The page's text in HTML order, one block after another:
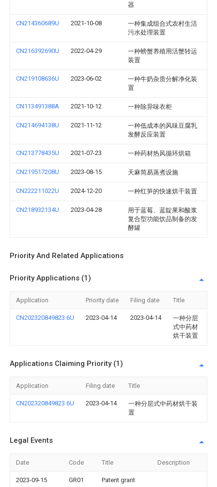
器
CN214360689U 2021-10-08
一种集成组合式农村生活
污水处理装置
CN216392690U 2022-04-29
一种螃蟹养殖用活蟹转运
装置
CN219108636U 2023-06-02
一种牛奶杂质分解净化装
置
CN113491388A 2021-10-12 一种除异味衣柜
CN214694138U 2021-11-12
一种低成本的风味豆腐乳
发酵反应装置
CN213778435U 2021-07-23 一种药材热风循环烘箱
CN219517208U 2023-08-15 天麻简易蒸煮设施
CN222211022U 2024-12-20 一种红笋的快速烘干装置
CN218932134U 2023-04-28
用于蓝莓、蓝靛果和酸浆
复合型功能饮品制备的发
酵罐
Priority And Related Applications
Priority Applications (1)
Application Priority date Filing date Title
CN202320849823.6U 2023-04-14 2023-04-14
一种分层
式中药材
烘干装置
Applications Claiming Priority (1)
Application Filing date Title
CN202320849823.6U 2023-04-14
一种分层式中药材烘干装
置
Legal Events
Date Code Title Description
2023-09-15 GR01 Patent grant